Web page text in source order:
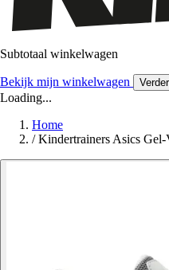
Subtotaal winkelwagen
Bekijk mijn winkelwagen
Loading...
Home
/ Kindertrainers Asics